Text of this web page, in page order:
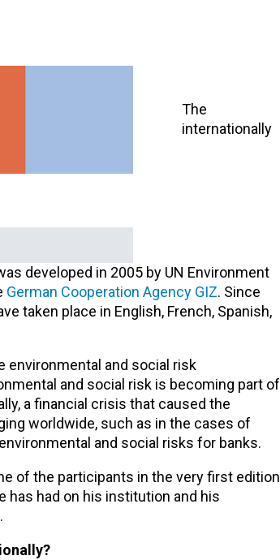
The
internationally
developed in 2005 by UN Environment
German Cooperation Agency GIZ. Since
taken place in English, French, Spanish,
and social risk
and social risk is becoming part of
a financial crisis that caused the
worldwide, such as in the cases of
and social risks for banks.
of the participants in the very first edition
has had on his institution and his